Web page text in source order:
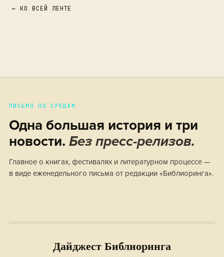
← КО ВСЕЙ ЛЕНТЕ
ПИСЬМО ПО СРЕДАМ
Одна большая история и три
новости. Без пресс-релизов.
Главное о книгах, фестивалях и литературном процессе —
в виде еженедельного письма от редакции «Библиоринга».
Дайджест Библиоринга